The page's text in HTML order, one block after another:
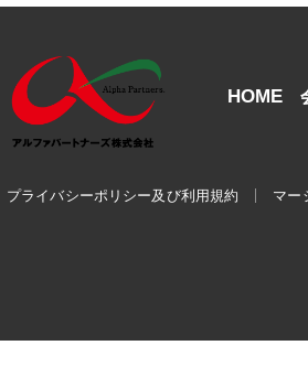
HOME
プライバシーポリシー及び利用規約 マー